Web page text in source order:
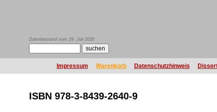
Datenbestand vom 29. Juli 2026
Impressum Warenkorb Datenschutzhinweis
ISBN 978-3-8439-2640-9